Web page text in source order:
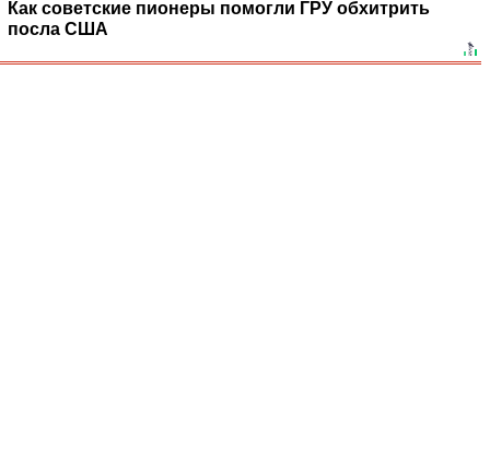
Как советские пионеры помогли ГРУ обхитрить
посла США